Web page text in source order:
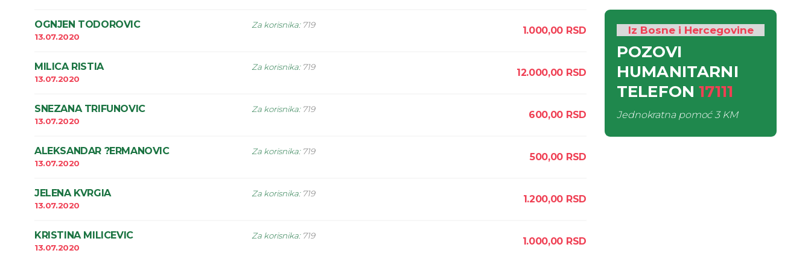
OGNJEN TODOROVIC
13.07.2020
Za korisnika: 719 1.000,00 RSD
MILICA RISTIA
13.07.2020
Za korisnika: 719 12.000,00 RSD
SNEZANA TRIFUNOVIC
13.07.2020
Za korisnika: 719 600,00 RSD
ALEKSANDAR ?ERMANOVIC
13.07.2020
Za korisnika: 719 500,00 RSD
JELENA KVRGIA
13.07.2020
Za korisnika: 719 1.200,00 RSD
KRISTINA MILICEVIC
13.07.2020
Za korisnika: 719 1.000,00 RSD
Iz Bosne i Hercegovine
POZOVI
HUMANITARNI
TELEFON 17111
Jednokratna pomoć3 KM